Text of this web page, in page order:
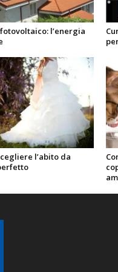
l’energia
l’abito da